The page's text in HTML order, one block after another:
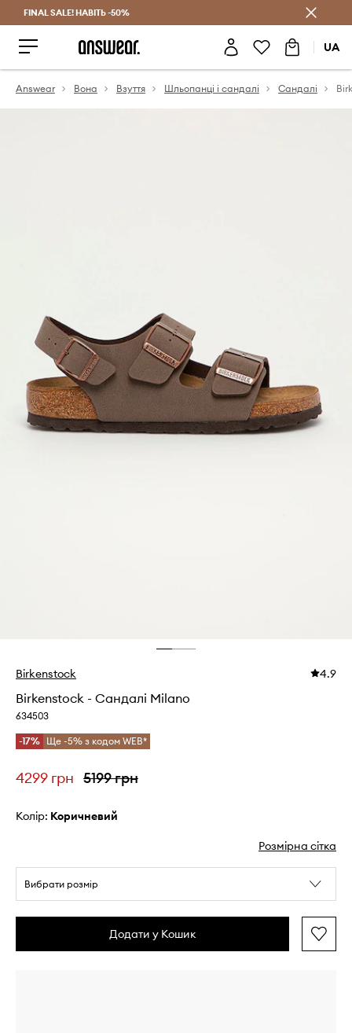
Заощаджуй з Answear Club
FINAL SALE! НАВІТЬ -50%
UA
Answear Вона Взуття Шльопанці і сандалі Сандалі
Birkenstock 4.9
Birkenstock - Сандалі Milano
634503
-17% Ще -5% з кодом WEB*
4299 грн 5199 грн
Колір: коричневий
Розмірна сітка
Вибрати розмір
Додати у Кошик